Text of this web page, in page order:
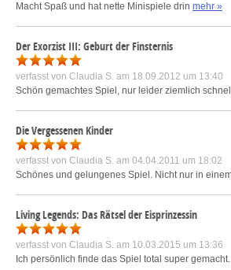
Macht Spaß und hat nette Minispiele drin mehr »
Der Exorzist III: Geburt der Finsternis
verfasst von Claudia S. am 18.09.2012 um 13:40
Schön gemachtes Spiel, nur leider ziemlich
Die Vergessenen Kinder
verfasst von Claudia S. am 04.04.2011 um 18:02
Schönes und gelungenes Spiel. Nicht nur in
Living Legends: Das Rätsel der Eisprinzessin
verfasst von Claudia S. am 10.03.2015 um 13:36
Ich persönlich finde das Spiel total super